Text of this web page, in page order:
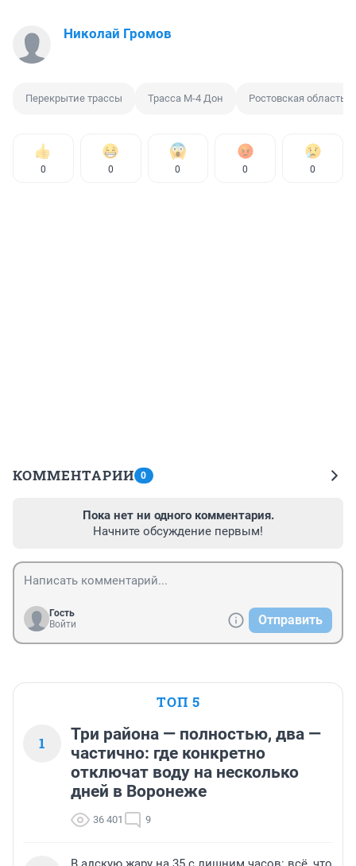
Николай Громов
Перекрытие трассы Трасса М-4 Дон Ростовская область
0 0 0 0 0
КОММЕНТАРИИ 0
Пока нет ни одного комментария.
Начните обсуждение первым!
Гость
Войти
Отправить
ТОП 5
1
Три района — полностью, два —
частично: где конкретно
отключат воду на несколько
дней в Воронеже
36 401 9